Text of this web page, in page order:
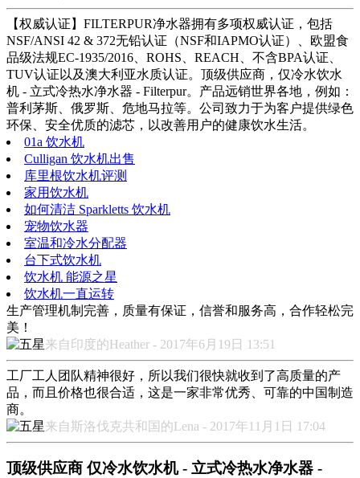
【权威认证】FILTERPUR净水器拥有多项权威认证，包括
NSF/ANSI 42 & 372无铅认证（NSF和IAPMO认证）、欧盟食
品级法规EC-1935/2016、ROHS、REACH、不含BPA认证、
TUV认证以及澳大利亚水质认证。顶级供应商，仅冷水饮水
机 - 立式冷热水净水器 - Filterpur。产品远销世界各地，例如：
普利茅斯、俄罗斯、危地马拉等。公司致力于为客户提供绿色
环保、安全优质的滤芯，以改善用户的健康饮水生活。
01a 饮水机
Culligan 饮水机出售
库里根饮水机评测
家用饮水机
如何清洁 Sparkletts 饮水机
宠物饮水器
室温和冷水分配器
台下式饮水机
饮水机 能源之星
饮水机一直运转
生产管理机制完善，质量有保证，信誉和服务高，合作轻松完
美！
来自印度的Heather - 2017年6月19日 13:51
工厂工人团队精神很好，所以我们很快就收到了高质量的产
品，而且价格也很合适，这是一家非常优秀、可靠的中国制造
商。
来自斯洛伐克共和国的Lena - 2017年11月1日 17:04
顶级供应商 仅冷水饮水机 - 立式冷热水净水器 -